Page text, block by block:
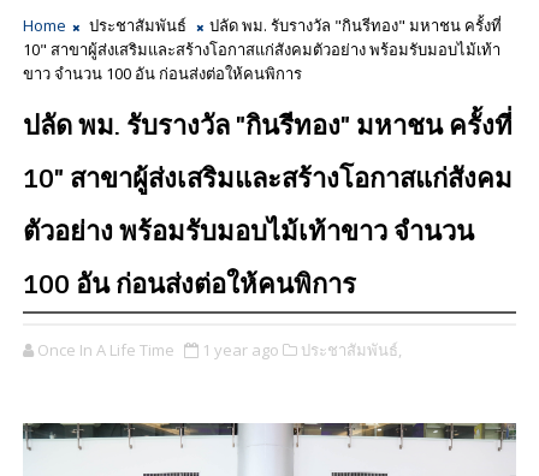
Home ประชาสัมพันธ์
ปลัด พม. รับรางวัล "กินรีทอง" มหาชน ครั้งที่
10" สาขาผู้ส่งเสริมและสร้างโอกาสแก่สังคมตัวอย่าง พร้อมรับมอบไม้เท้า
ขาว จำนวน 100 อัน ก่อนส่งต่อให้คนพิการ
ปลัด พม. รับรางวัล "กินรีทอง" มหาชน ครั้งที่
10" สาขาผู้ส่งเสริมและสร้างโอกาสแก่สังคม
ตัวอย่าง พร้อมรับมอบไม้เท้าขาว จำนวน
100 อัน ก่อนส่งต่อให้คนพิการ
Once In A Life Time 1 year ago ประชาสัมพันธ์,